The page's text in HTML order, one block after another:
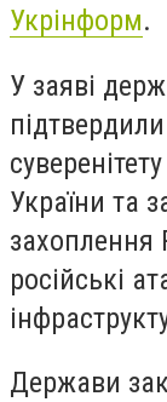
Укрінформ.
У заяві
України та
захоплення
російські
Держави